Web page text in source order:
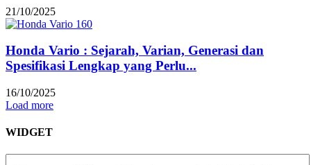
21/10/2025
Honda Vario : Sejarah, Varian, Generasi dan
Spesifikasi Lengkap yang Perlu...
16/10/2025
Load more
WIDGET